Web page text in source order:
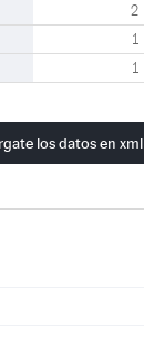
2
1
1
los datos en xml